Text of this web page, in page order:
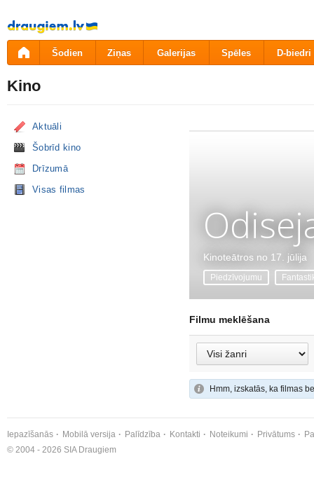
Pāriet
uz
saturu
Šodien Ziņas Galerijas Spēles D-biedri
Kino
Aktuāli
Šobrīd kino
Drīzumā
Visas filmas
Kinoteātros no 17. jūlija
Piedzīvojumu
Filmu meklēšana
Hmm, izskatās, ka filmas
Iepazīšanās Mobilā versija Palīdzība Kontakti Noteikumi Privātums
© 2004 - 2026 SIA Draugiem